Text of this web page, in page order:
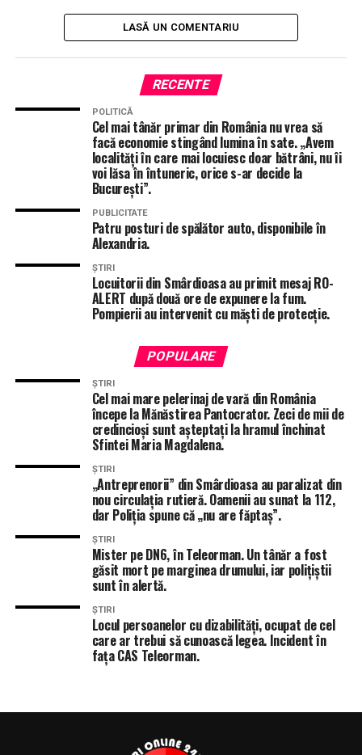
este un handicap administrativ, ci poate deveni un
avantaj atunci când este dublată de implicare și
Schimbările din comună sunt invocate tot mai des de
oameni din zonă, iar proiectele aflate în derulare,
inclusiv cel privindînființarea unui centru destinat
persoanelor cu dizabilități,unde acestea să
beneficieze de îngrijire și asistență medicală, conturează
o abordare orientată nu doar spre infrastructură, ci și
spre componenta socială.
În același timp,Lăzărescu și-a construit o relație
atribuțiile administrative. De la sprijin punctual pentru
persoane cu probleme de sănătate, până la soluții de
transport către unități medicale pentru cei care nu se
inclusiv de colegi mai experimentați, care îl numesc, nu
fără o doză de familiaritate, „ăla micu’ de la Scurtu”.
Formarea sa inițială, cea de preot, se reflectă într-un tip
de empatie care nu pare conjuncturală, ci integrată în
modul în care își exercită funcția publică, iar acest
detaliu devine relevant într-un context în care
administrația locală este adesea percepută ca distantă
față de problemele reale ale oamenilor.
Alegerea în fruntea TSD Teleormanpoate fi citită, în
acest context, și ca un
în care PSD încearcă să-și recalibreze structurile din
teritoriu, oferind vizibilitate unor tineri care nu doar
că bifează criteriul de vârstă, dar vin și cu rezultate
. Rămâne de văzut în ce măsură acest tip de
promovare va deveni regulă, însă, cel puțin în acest caz,
decizia pare să urmeze un traseu firesc, construit mai
LASĂ UN COMENTARIU
RECENTE
POLITICĂ
Cel mai tânăr primar din România nu vrea să
facă economie stingând lumina în sate. „Avem
localități în care mai locuiesc doar bătrâni, nu îi
voi lăsa în întuneric, orice s-ar decide la
București”.
PUBLICITATE
Patru posturi de spălător auto, disponibile în
Alexandria.
ȘTIRI
Locuitorii din Smârdioasa au primit mesaj RO-
ALERT după două ore de expunere la fum.
Pompierii au intervenit cu măști de protecție.
POPULARE
ȘTIRI
Cel mai mare pelerinaj de vară din România
începe la Mănăstirea Pantocrator. Zeci de mii de
credincioși sunt așteptați la hramul închinat
Sfintei Maria Magdalena.
ȘTIRI
„Antreprenorii” din Smârdioasa au paralizat din
nou circulația rutieră. Oamenii au sunat la 112,
dar Poliția spune că „nu are făptaș”.
ȘTIRI
Mister pe DN6, în Teleorman. Un tânăr a fost
găsit mort pe marginea drumului, iar polițiștii
sunt în alertă.
ȘTIRI
Locul persoanelor cu dizabilități, ocupat de cel
care ar trebui să cunoască legea. Incident în
fața CAS Teleorman.